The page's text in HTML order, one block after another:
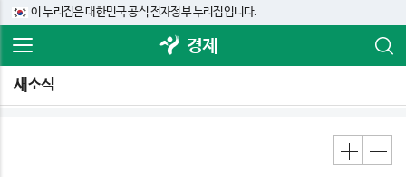
이 누리집은 대한민국 공식 전자정부 누리집입니다.
경제
새소식